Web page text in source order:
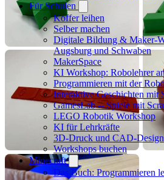
Für Schulen
Koffer leihen
Selber machen
Digitale Bildung & Maker-
Augsburg und Schwaben
MakerSpace
KI Workshop: Robolehrer
Programmieren mit der
Interaktive Geschichten mit
GamesLab -- Spiele mit
LEGO Robotik Workshop
KI für Lehrkräfte
3D-Druck und CAD-Design
Workshops buchen
Minecraft
Das Buch: Programmieren